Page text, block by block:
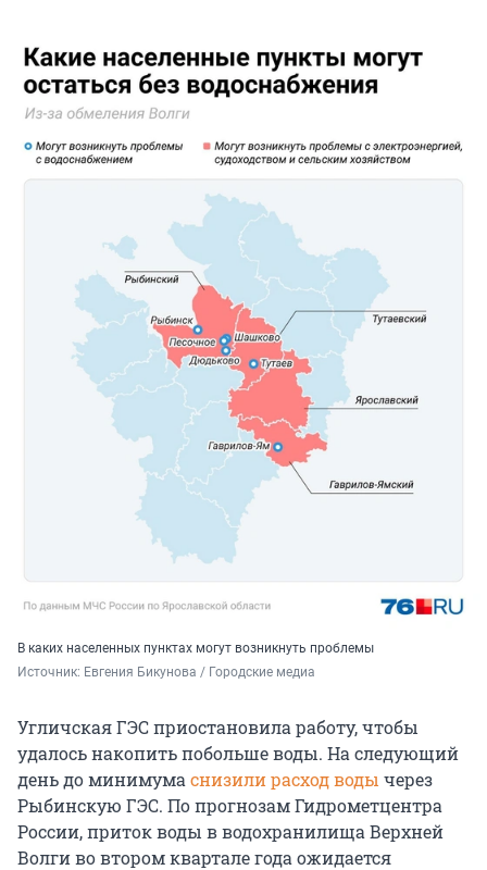
В каких населенных пунктах могут возникнуть проблемы
Источник: Евгения Бикунова / Городские медиа
Угличская ГЭС приостановила работу, чтобы
удалось накопить побольше воды. На следующий
день до минимума снизили расход воды через
Рыбинскую ГЭС. По прогнозам Гидрометцентра
России, приток воды в водохранилища Верхней
Волги во втором квартале года ожидается